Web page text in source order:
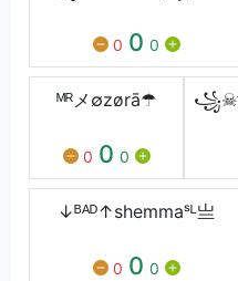
0 0 0
ᴹᴿメ∅zørā☂
0 0 0
↓ᴮᴬᴰ↑ㅤㅤshemmaˢᴸㅤㅤ亗
0 0 0